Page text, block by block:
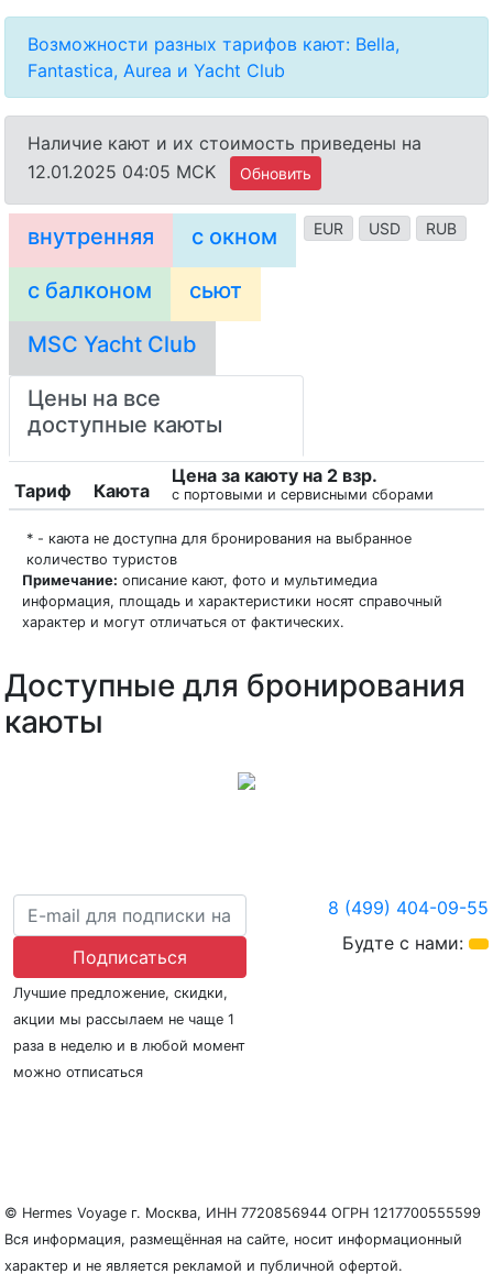
Возможности разных тарифов кают: Bella,
Fantastica, Aurea и Yacht Club
Наличие кают и их стоимость приведены на
12.01.2025 04:05 MCK
Обновить
EUR USD RUB
внутренняя с окном
с балконом сьют
MSC Yacht Club
Цены на все
доступные каюты
Тариф Каюта
Цена за каюту на 2 взр.
с портовыми и сервисными сборами
* - каюта не доступна для бронирования на выбранное
количество туристов
Примечание: описание кают, фото и мультимедиа
информация, площадь и характеристики носят справочный
характер и могут отличаться от фактических.
Доступные для бронирования
каюты
© Hermes Voyage г. Москва, ИНН 7720856944 ОГРН 1217700555599
Вся информация, размещённая на сайте, носит информационный
характер и не является рекламой и публичной офертой.
Подписаться
Лучшие предложение, скидки,
акции мы рассылаем не чаще 1
раза в неделю и в любой момент
можно отписаться
8 (499) 404-09-55
Будте с нами: